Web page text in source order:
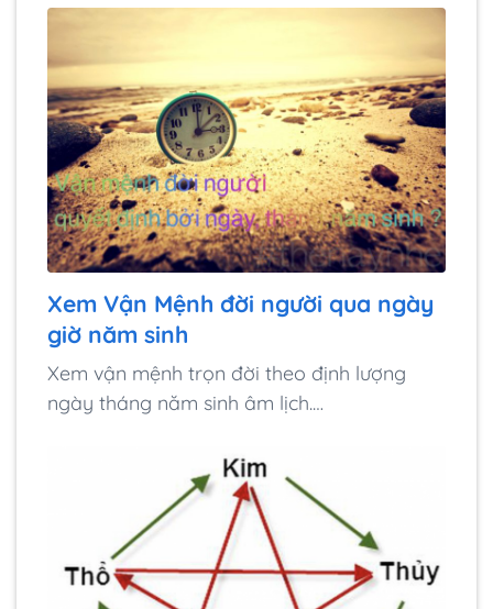
Xem Vận Mệnh đời người qua ngày
giờ năm sinh
Xem vận mệnh trọn đời theo định lượng
ngày tháng năm sinh âm lịch.…